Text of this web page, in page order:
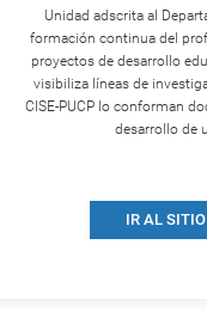
Unidad adscrita al
formación continua del
proyectos de desarrollo
visibiliza líneas de
CISE-PUCP lo conforman
desarrollo de
IR AL